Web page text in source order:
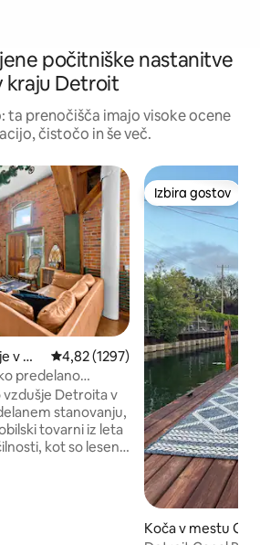
počitniške nastanitve
kraju Detroit
ta prenočišča imajo visoke ocene
čistočo in še več.
v me
Povprečna ocena: 4,82 od 5, št.
4,82 (1297)
predelano
središča mesta
Detroita v
stanovanju,
tovarni iz leta
kot so lesena
Izbira gostov
Izbira gostov
Koča v mestu